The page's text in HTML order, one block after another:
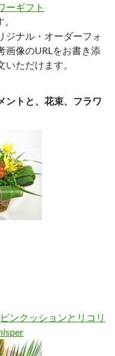
ーギフト
ナル・オーダーフォ
画像のURLをお書き添
ただけます。
ントと、花束、フラワ
ピンクッションとリコリ